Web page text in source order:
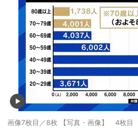
画像7枚目／8枚 【写真・画像】 4枚目